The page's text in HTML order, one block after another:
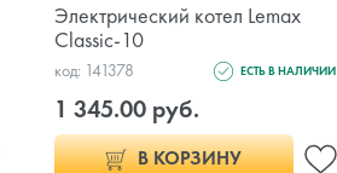
Электрический котел Lemax
Classic-10
код: 141378 ЕСТЬ В НАЛИЧИИ
1 345.00 руб.
В КОРЗИНУ